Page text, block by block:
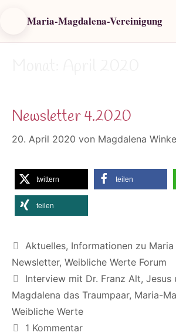
Maria-Magdalena-Vereinigung
Newsletter 4.2020
20. April 2020 von Magdalena
twittern teilen
teilen
Kategorien
Aktuelles, Informationen zu Maria
Newsletter, Weibliche Werte Forum
Schlagwörter
Interview mit Dr. Franz Alt, Jesus
Magdalena das Traumpaar, Maria-
Weibliche Werte
1 Kommentar